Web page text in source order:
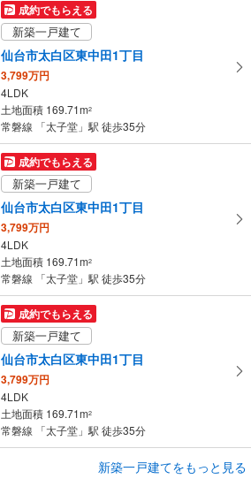
成約でもらえる
新築一戸建て
仙台市太白区東中田1丁目
3,799万円
4LDK
土地面積 169.71m2
常磐線 「太子堂」駅 徒歩35分
成約でもらえる
新築一戸建て
仙台市太白区東中田1丁目
3,799万円
4LDK
土地面積 169.71m2
常磐線 「太子堂」駅 徒歩35分
成約でもらえる
新築一戸建て
仙台市太白区東中田1丁目
3,799万円
4LDK
土地面積 169.71m2
常磐線 「太子堂」駅 徒歩35分
新築一戸建てをもっと見る